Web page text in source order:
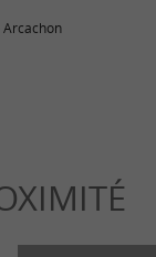
Arcachon